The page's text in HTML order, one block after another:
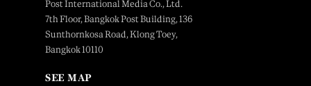
Post International Media Co., Ltd.
7th Floor, Bangkok Post Building, 136
Sunthornkosa Road, Klong Toey,
Bangkok 10110
SEE MAP